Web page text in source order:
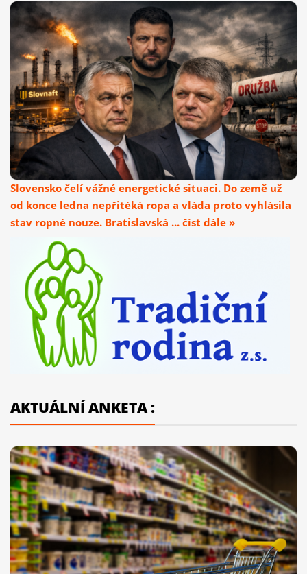
Slovensko čelí vážné energetické situaci. Do země už
od konce ledna nepřitéká ropa a vláda proto vyhlásila
stav ropné nouze. Bratislavská ... číst dále »
AKTUÁLNÍ ANKETA :